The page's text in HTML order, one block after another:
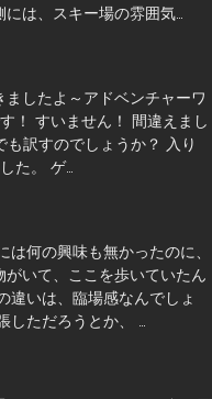
は、スキー場の雰囲気…
したよ～アドベンチャーワ
！ すいません！ 間違えまし
訳すのでしょうか？ 入り
た。 ゲ…
何の興味も無かったのに、
いて、ここを歩いていたん
違いは、臨場感なんでしょ
ただろうとか、 …